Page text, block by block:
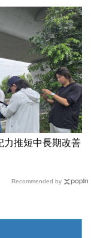
推短中長期改善
Recommended by